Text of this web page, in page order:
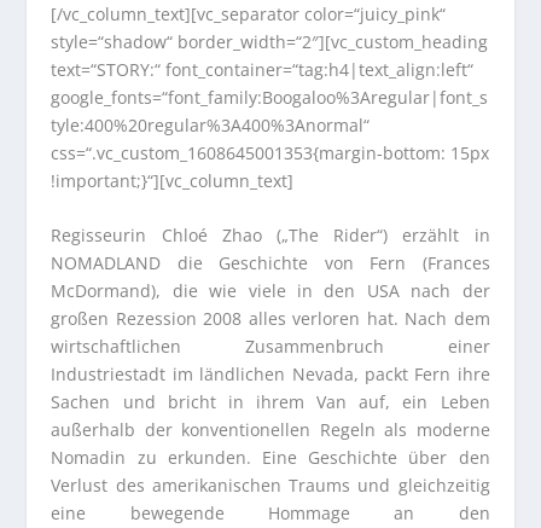
[/vc_column_text][vc_separator color=“juicy_pink“
style=“shadow“ border_width=“2″][vc_custom_heading
text=“STORY:“ font_container=“tag:h4|text_align:left“
google_fonts=“font_family:Boogaloo%3Aregular|font_s
tyle:400%20regular%3A400%3Anormal“
css=“.vc_custom_1608645001353{margin-bottom: 15px
!important;}“][vc_column_text]
Regisseurin Chloé Zhao („The Rider“) erzählt in
NOMADLAND die Geschichte von Fern (Frances
McDormand), die wie viele in den USA nach der
großen Rezession 2008 alles verloren hat. Nach dem
wirtschaftlichen Zusammenbruch einer
Industriestadt im ländlichen Nevada, packt Fern ihre
Sachen und bricht in ihrem Van auf, ein Leben
außerhalb der konventionellen Regeln als moderne
Nomadin zu erkunden. Eine Geschichte über den
Verlust des amerikanischen Traums und gleichzeitig
eine bewegende Hommage an den